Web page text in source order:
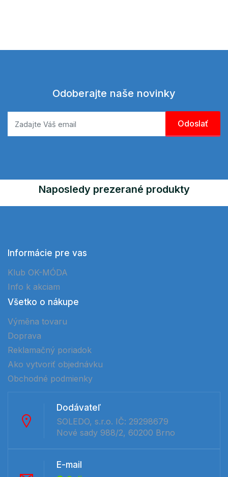
Odoberajte naše novinky
Naposledy prezerané produkty
Informácie pre vas
Klub OK-MÓDA
Info k akciam
Všetko o nákupe
Výměna tovaru
Doprava
Reklamačný poriadok
Ako vytvoriť objednávku
Obchodné podmienky
Dodávateľ
SOLEDO, s.r.o. IČ: 29298679
Nové sady 988/2, 60200 Brno
E-mail